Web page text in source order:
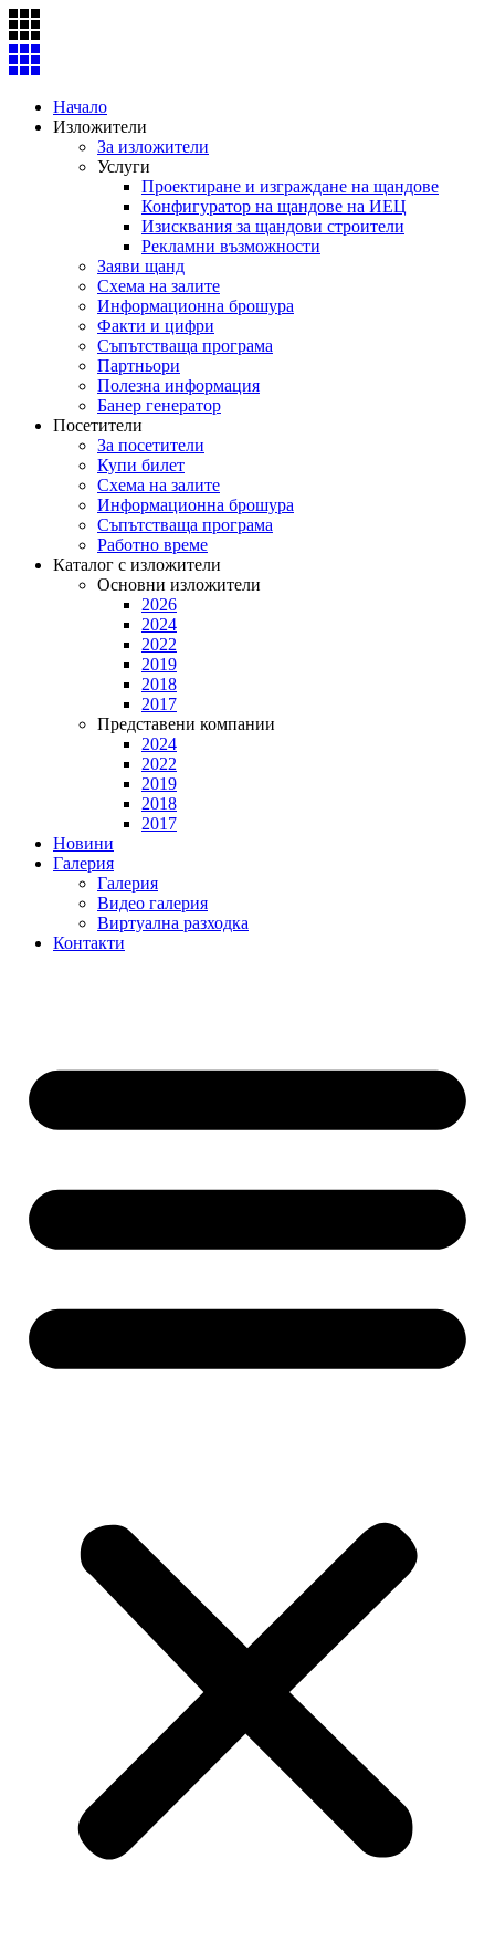
Начало
Изложители
За изложители
Услуги
Проектиране и изграждане на щандове
Конфигуратор на щандове на ИЕЦ
Изисквания за щандови строители
Рекламни възможности
Заяви щанд
Схема на залите
Информационна брошура
Факти и цифри
Съпътстваща програма
Партньори
Полезна информация
Банер генератор
Посетители
За посетители
Купи билет
Схема на залите
Информационна брошура
Съпътстваща програма
Работно време
Каталог с изложители
Основни изложители
2026
2024
2022
2019
2018
2017
Представени компании
2024
2022
2019
2018
2017
Новини
Галерия
Галерия
Видео галерия
Виртуална разходка
Контакти